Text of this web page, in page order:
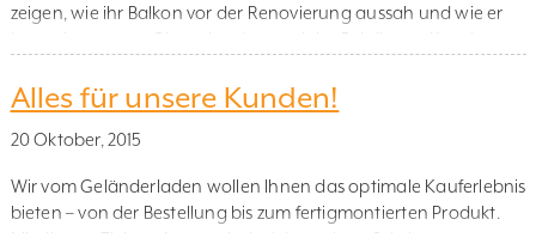
zeigen, wie ihr Balkon vor der Renovierung aussah und wie er
Unterschied das neue Balkongeländer ausmacht. Durch das
Glasgeländer sieht der Balkon nun viel offener aus, und man
kann […]
Alles für unsere Kunden!
20 Oktober, 2015
Wir vom Geländerladen wollen Ihnen das optimale Kauferlebnis
bieten – von der Bestellung bis zum fertigmontierten Produkt.
Mit diesem Ziel vor Augen sind wir jetzt einen Schritt